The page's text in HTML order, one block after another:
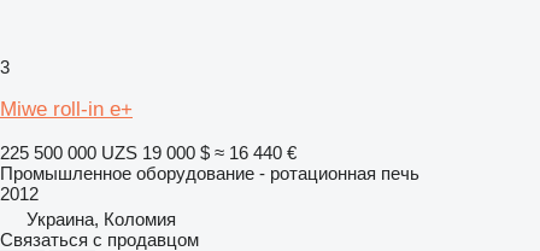
3
Miwe roll-in e+
225 500 000 UZS 19 000 $ ≈ 16 440 €
Промышленное оборудование - ротационная печь
2012
Украина, Коломия
Связаться с продавцом